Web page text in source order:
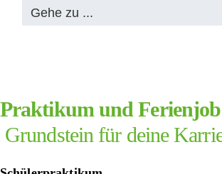
Gehe zu ...
Praktikum und
Grundstein für deine